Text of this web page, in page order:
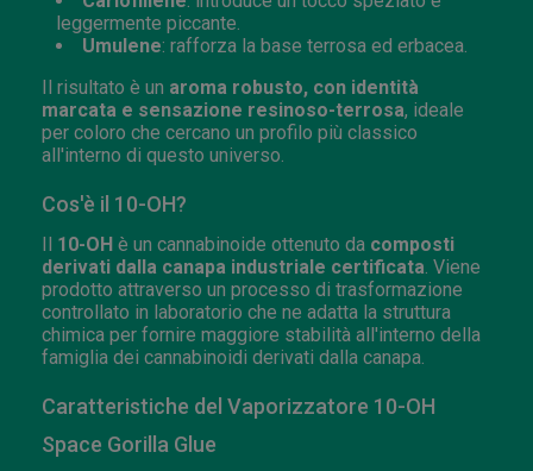
leggermente piccante.
Umulene: rafforza la base terrosa ed erbacea.
Il risultato è un aroma robusto, con identità
marcata e sensazione resinoso-terrosa, ideale
per coloro che cercano un profilo più classico
all'interno di questo universo.
Cos'è il 10-OH?
Il 10-OH è un cannabinoide ottenuto da composti
derivati dalla canapa industriale certificata . Viene
prodotto attraverso un processo di trasformazione
controllato in laboratorio che ne adatta la struttura
chimica per fornire maggiore stabilità all'interno della
famiglia dei cannabinoidi derivati dalla canapa.
Caratteristiche del Vaporizzatore 10-OH
Space Gorilla Glue